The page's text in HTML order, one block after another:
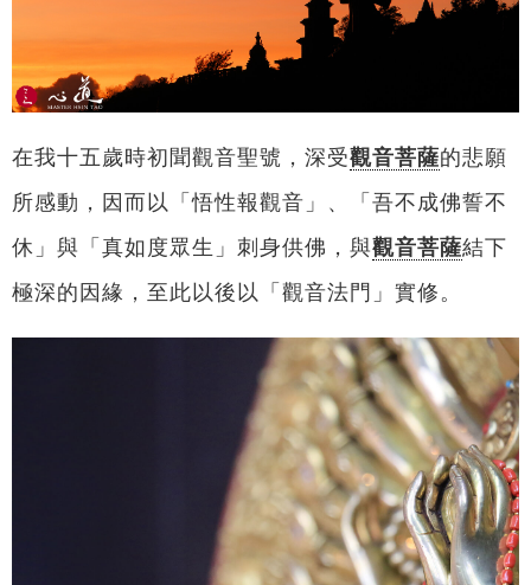
在我十五歲時初聞觀音聖號，深受觀音菩薩的悲願
所感動，因而以「悟性報觀音」、「吾不成佛誓不
休」與「真如度眾生」刺身供佛，與觀音菩薩結下
極深的因緣，至此以後以「觀音法門」實修。